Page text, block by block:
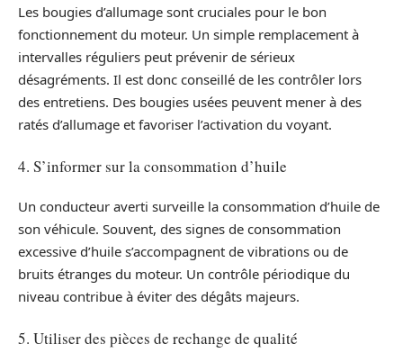
Les bougies d’allumage sont cruciales pour le bon
fonctionnement du moteur. Un simple remplacement à
intervalles réguliers peut prévenir de sérieux
désagréments. Il est donc conseillé de les contrôler lors
des entretiens. Des bougies usées peuvent mener à des
ratés d’allumage et favoriser l’activation du voyant.
4. S’informer sur la consommation d’huile
Un conducteur averti surveille la consommation d’huile de
son véhicule. Souvent, des signes de consommation
excessive d’huile s’accompagnent de vibrations ou de
bruits étranges du moteur. Un contrôle périodique du
niveau contribue à éviter des dégâts majeurs.
5. Utiliser des pièces de rechange de qualité